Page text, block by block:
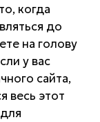
когда
до
на голову
у вас
сайта,
весь этот